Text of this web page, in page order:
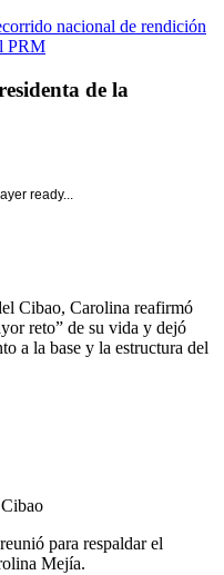
de la
ready...
Cibao, Carolina reafirmó
reto” de su vida y dejó
a la base y la estructura del
para respaldar el
Mejía.